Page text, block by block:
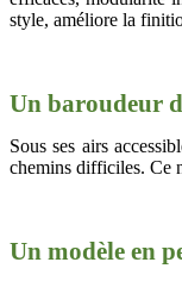
style, améliore la
Un baroudeur
Sous ses airs
chemins difficiles. Ce
Un modèle en